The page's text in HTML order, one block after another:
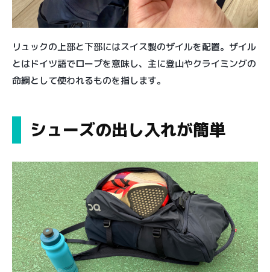
リュックの上部と下部にはスイス製のザイルを配置。ザイル
とはドイツ語でロープを意味し、主に登山やクライミングの
命綱として使われるものを指します。
シューズの出し入れが簡単